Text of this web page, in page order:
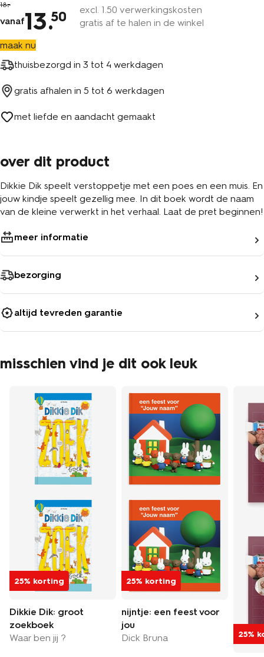
18
vanaf13.50 excl. 1.50 verwerkingskosten
gratis af te halen in de winkel
maak nu
thuisbezorgd in 3 tot 4 werkdagen
gratis afhalen in 5 tot 6 werkdagen
met liefde en aandacht gemaakt
over dit product
Dikkie Dik speelt verstoppetje met een poes en een muis. En
jouw kindje speelt gezellig mee. In dit boek wordt de naam
van de kleine verwerkt in het verhaal. Laat de pret beginnen!
meer informatie
bezorging
altijd tevreden garantie
misschien vind je dit ook leuk
25% korting
Dikkie Dik: groot
zoekboek
Waar ben jij ?
25% korting
nijntje: een feest voor
jou
Dick Bruna
25%